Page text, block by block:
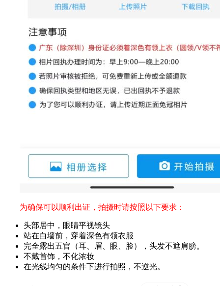
为确保可以顺利出证，拍摄时请按照以下要求：
头部居中，眼睛平视镜头
站在白墙前，穿着深色有领衣服
完全露出五官（耳、眉、眼、脸），头发不遮肩膀。
不戴首饰，不化浓妆
在光线均匀的条件下进行拍照，不逆光。